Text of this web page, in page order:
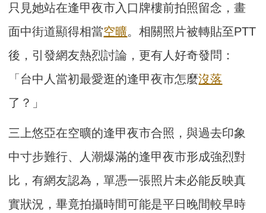
只見她站在逢甲夜市入口牌樓前拍照留念，畫
面中街道顯得相當空曠。相關照片被轉貼至PTT
後，引發網友熱烈討論，更有人好奇發問：
「台中人當初最愛逛的逢甲夜市怎麼沒落
了？」
三上悠亞在空曠的逢甲夜市合照，與過去印象
中寸步難行、人潮爆滿的逢甲夜市形成強烈對
比，有網友認為，單憑一張照片未必能反映真
實狀況，畢竟拍攝時間可能是平日晚間較早時